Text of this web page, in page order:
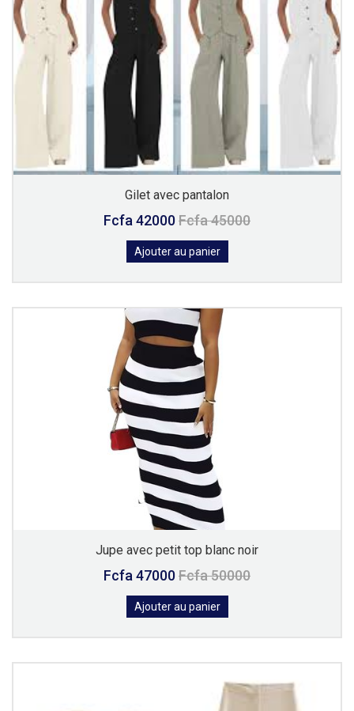
Gilet avec pantalon
Fcfa 42000Fcfa 45000
Ajouter au panier
Jupe avec petit top blanc noir
Fcfa 47000Fcfa 50000
Ajouter au panier